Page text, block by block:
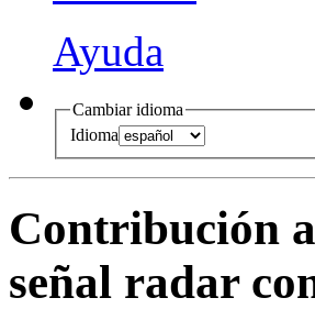
Ayuda
Cambiar idioma
Idioma
Contribución
señal radar